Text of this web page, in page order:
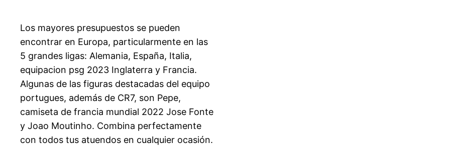
Los mayores presupuestos se pueden
encontrar en Europa, particularmente en las
5 grandes ligas: Alemania, España, Italia,
equipacion psg 2023 Inglaterra y Francia.
Algunas de las figuras destacadas del equipo
portugues, además de CR7, son Pepe,
camiseta de francia mundial 2022 Jose Fonte
y Joao Moutinho. Combina perfectamente
con todos tus atuendos en cualquier ocasión.